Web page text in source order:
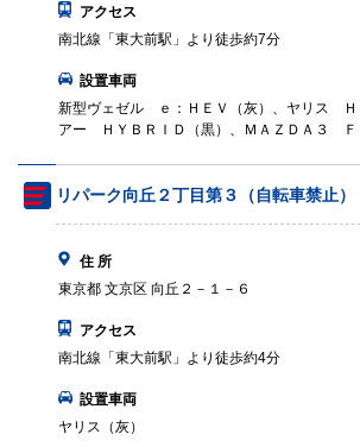
アクセス
南北線「東大前駅」より徒歩約7分
設置車両
新型ヴェゼル ｅ：ＨＥＶ（灰）、ヤリス Ｈ
アー ＨＹＢＲＩＤ（黒）、ＭＡＺＤＡ３ Ｆ
リパーク向丘２丁目第３（自転車禁止）
住 所
東京都 文京区 向丘２－１－６
アクセス
南北線「東大前駅」より徒歩約4分
設置車両
ヤリス（灰）